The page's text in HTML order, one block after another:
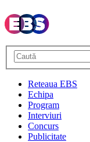
Reteaua EBS
Echipa
Program
Interviuri
Concurs
Publicitate